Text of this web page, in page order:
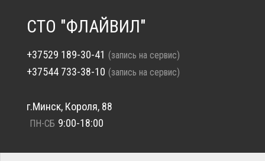
СТО "ФЛАЙВИЛ"
+37529 189-30-41 (запись на сервис)
+37544 733-38-10 (запись на сервис)
г.Минск, Короля, 88
ПН-СБ 9:00-18:00